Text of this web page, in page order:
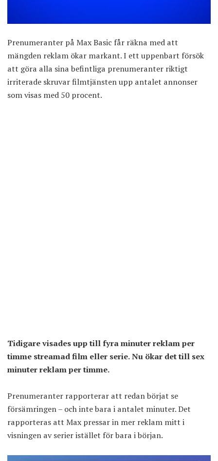
Prenumeranter på Max Basic får räkna med att
mängden reklam ökar markant. I ett uppenbart försök
att göra alla sina befintliga prenumeranter riktigt
irriterade skruvar filmtjänsten upp antalet annonser
som visas med 50 procent.
Tidigare visades upp till fyra minuter reklam per
timme streamad film eller serie. Nu ökar det till sex
minuter reklam per timme.
Prenumeranter rapporterar att redan börjat se
försämringen – och inte bara i antalet minuter. Det
rapporteras att Max pressar in mer reklam mitt i
visningen av serier istället för bara i början.